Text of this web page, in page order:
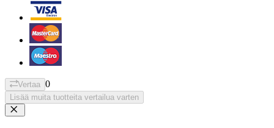
Vertaa 0
Lisää muita tuotteita vertailua varten